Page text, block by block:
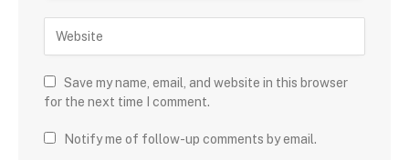
Save my name, email, and website in this browser
for the next time I comment.
Notify me of follow-up comments by email.